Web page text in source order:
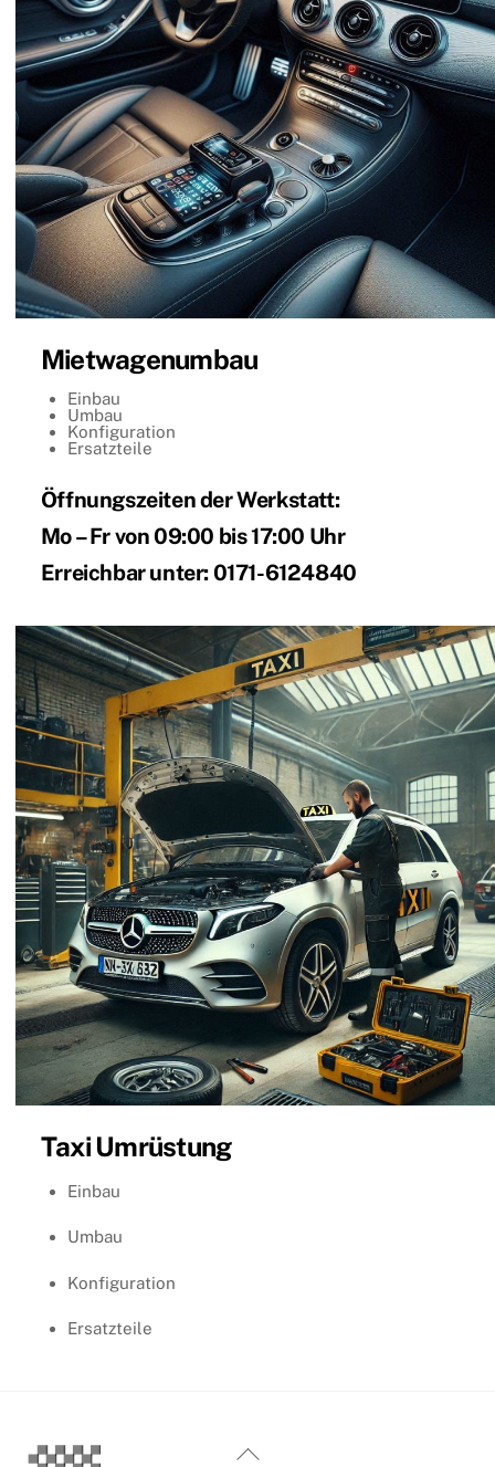
Mietwagenumbau
Einbau
Umbau
Konfiguration
Ersatzteile
Öffnungszeiten der Werkstatt:
Mo – Fr von 09:00 bis 17:00 Uhr
Erreichbar unter: 0171-6124840
Taxi Umrüstung
Einbau
Umbau
Konfiguration
Ersatzteile
Back